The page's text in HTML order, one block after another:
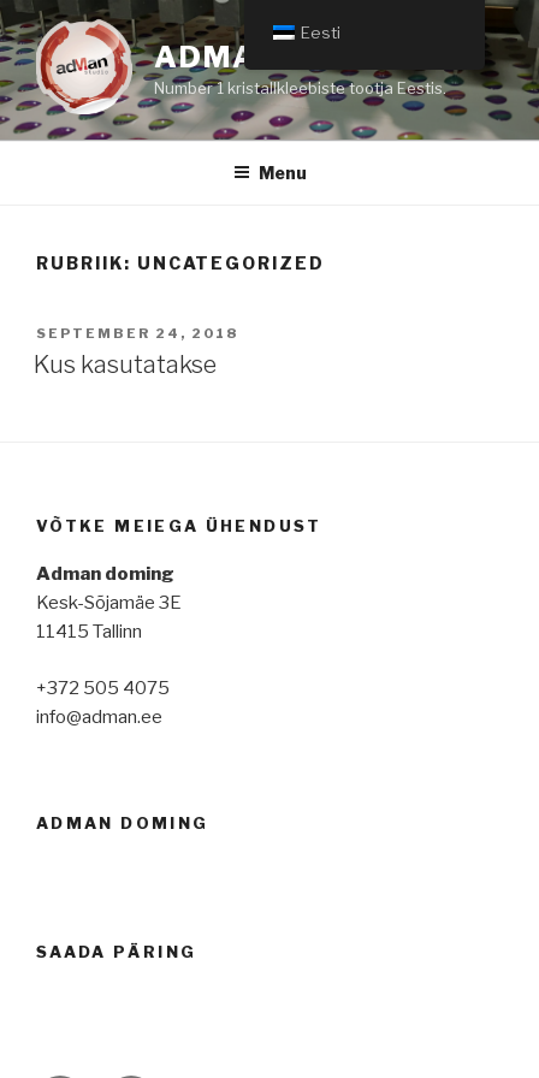
Skip
to
content
ADMAN DOMING
Number 1 kristallkleebiste tootja Eestis.
Menu
RUBRIIK: UNCATEGORIZED
POSTED
ON
SEPTEMBER 24, 2018
Kus kasutatakse
VÕTKE MEIEGA ÜHENDUST
Adman doming
Kesk-Sõjamäe 3E
11415 Tallinn
+372 505 4075
info@adman.ee
ADMAN DOMING
SAADA PÄRING
Eesti